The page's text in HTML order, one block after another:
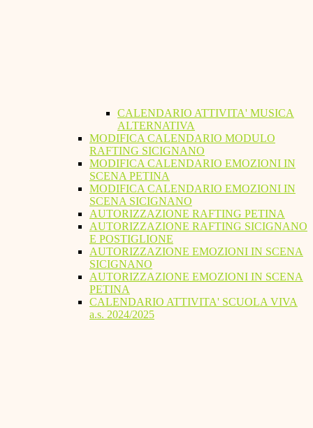
CALENDARIO ATTIVITA' MUSICA
ALTERNATIVA
MODIFICA CALENDARIO MODULO
RAFTING SICIGNANO
MODIFICA CALENDARIO EMOZIONI IN
SCENA PETINA
MODIFICA CALENDARIO EMOZIONI IN
SCENA SICIGNANO
AUTORIZZAZIONE RAFTING PETINA
AUTORIZZAZIONE RAFTING SICIGNANO
E POSTIGLIONE
AUTORIZZAZIONE EMOZIONI IN SCENA
SICIGNANO
AUTORIZZAZIONE EMOZIONI IN SCENA
PETINA
CALENDARIO ATTIVITA' SCUOLA VIVA
a.s. 2024/2025